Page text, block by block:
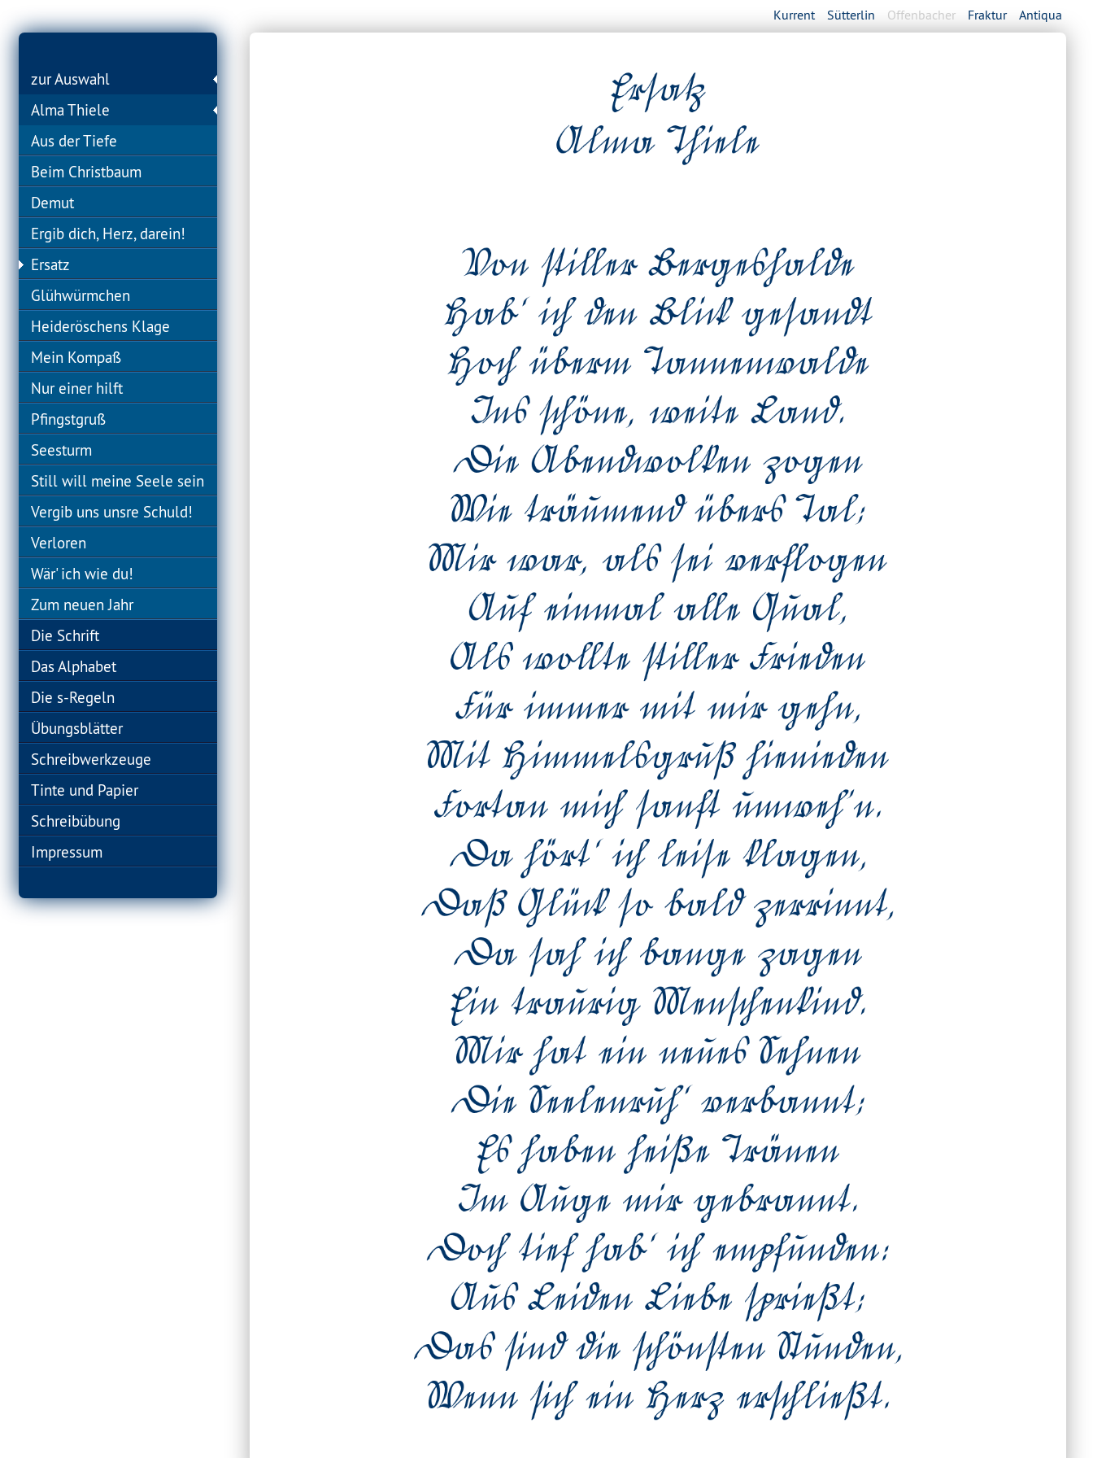
Kurrent Sütterlin Offenbacher Fraktur Antiqua
zur Auswahl
Alma Thiele
Aus der Tiefe
Beim Christbaum
Demut
Ergib dich, Herz, darein!
Ersatz
Glühwürmchen
Heideröschens Klage
Mein Kompaß
Nur einer hilft
Pfingstgruß
Seesturm
Still will meine Seele sein
Vergib uns unsre Schuld!
Verloren
Wär' ich wie du!
Zum neuen Jahr
Die Schrift
Das Alphabet
Die s-Regeln
Übungsblätter
Schreibwerkzeuge
Tinte und Papier
Schreibübung
Impressum